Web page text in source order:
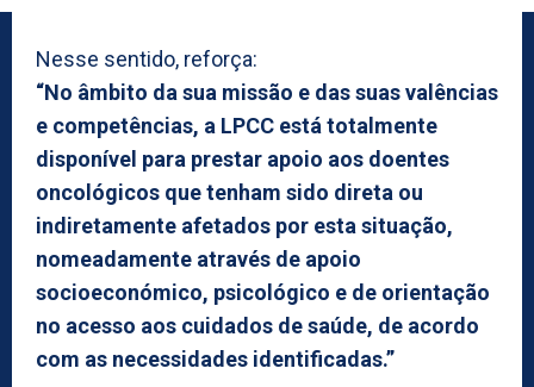
Nesse sentido, reforça:
“No âmbito da sua missão e das suas valências
e competências, a LPCC está totalmente
disponível para prestar apoio aos doentes
oncológicos que tenham sido direta ou
indiretamente afetados por esta situação,
nomeadamente através de apoio
socioeconómico, psicológico e de orientação
no acesso aos cuidados de saúde, de acordo
com as necessidades identificadas.”